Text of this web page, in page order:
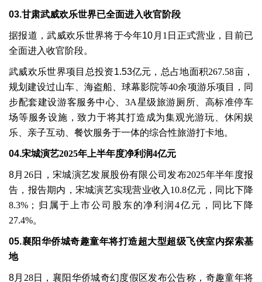
03.甘肃武威欢乐世界已全面进入收官阶段
据报道，武威欢乐世界将于今年10 月 1 日正式营业，目前已
全面进入收官阶段。
武威欢乐世界项目总投资1.53亿元，总占地面积267.58亩，
规划建设过山车、海盗船、球幕影院等40余项游乐项目，同
步配套建设游客服务中心、 3A星级旅游厕所、高标准停车
场等服务设施，致力于将其打造成为集观光游玩、休闲娱
乐、亲子互动、餐饮服务于一体的综合性旅游打卡地。
04.宋城演艺2025年上半年度净利润4亿元
8月 26日，宋城演艺发展股份有限公司发布2025年半年度报
告，报告期内，宋城演艺实现营业收入 10.8亿元，同比下降
8.3% ；归属于上市公司股东的净利润4亿元，同比下降
27.4%。
05.襄阳华侨城奇趣童年将打造超大型超级飞侠室内探索基
地
8月 28日，襄阳华侨城奇幻度假区发布公告称，奇趣童年将